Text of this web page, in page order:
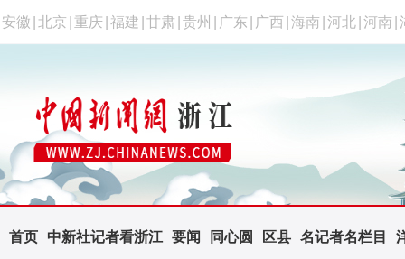
安徽 北京 重庆 福建 甘肃 贵州 广东 广西 海南 河北 河南
首页 中新社记者看浙江 要闻 同心圆 区县 名记者名栏目